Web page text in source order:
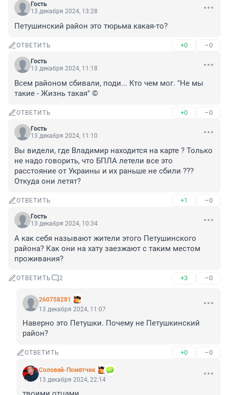
Гость
13 декабря 2024, 13:28
Петушинский район это тюрьма какая-то?
ОТВЕТИТЬ +0 –0
Гость
13 декабря 2024, 11:18
Всем районом сбивали, поди... Кто чем мог. "Не мы
такие - Жизнь такая" ©
ОТВЕТИТЬ +0 –0
Гость
13 декабря 2024, 11:10
Вы видели, где Владимир находится на карте ? Только
не надо говорить, что БПЛА летели все это
расстояние от Украины и их раньше не сбили ???
Откуда они летят?
ОТВЕТИТЬ +1 –0
Гость
13 декабря 2024, 10:34
А как себя называют жители этого Петушинского
района? Как они на хату заезжают с таким местом
проживания?
ОТВЕТИТЬ 2 +3 –0
260758281
13 декабря 2024, 11:07
Наверно это Петушки. Почему не Петушкинский
район?
ОТВЕТИТЬ +0 –0
Соловей-Помётчик
13 декабря 2024, 22:14